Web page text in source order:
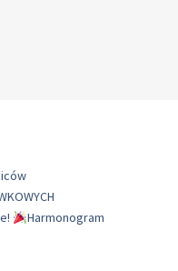
Harmonogram